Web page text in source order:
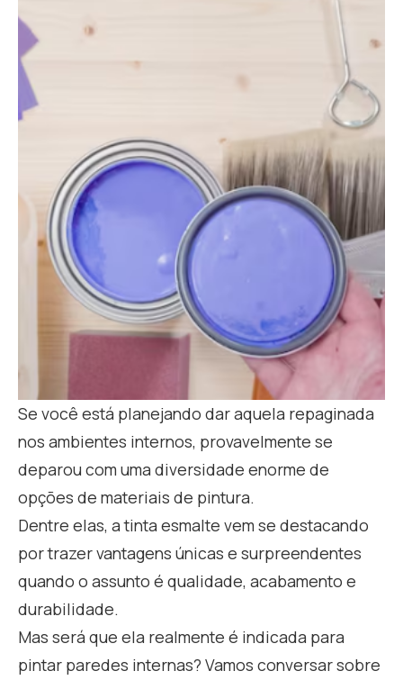
Se você está planejando dar aquela repaginada
nos ambientes internos, provavelmente se
deparou com uma diversidade enorme de
opções de materiais de pintura.
Dentre elas, a tinta esmalte vem se destacando
por trazer vantagens únicas e surpreendentes
quando o assunto é qualidade, acabamento e
durabilidade.
Mas será que ela realmente é indicada para
pintar paredes internas? Vamos conversar sobre